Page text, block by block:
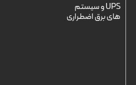
UPS و سیستم
های برق اضطراری